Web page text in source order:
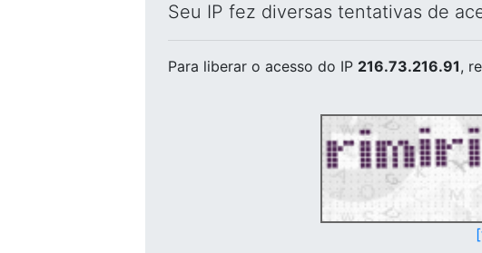
Seu IP fez diversas tentativas de
Para liberar o acesso do IP 216.73.216.91,